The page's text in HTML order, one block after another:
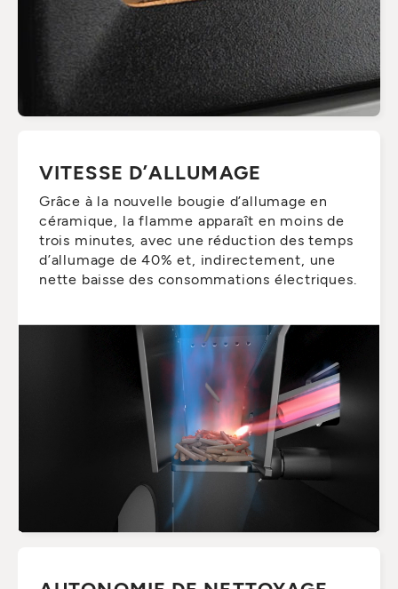
VITESSE D’ALLUMAGE
Grâce à la nouvelle bougie d’allumage en
céramique, la flamme apparaît en moins de
trois minutes, avec une réduction des temps
d’allumage de 40% et, indirectement, une
nette baisse des consommations électriques.